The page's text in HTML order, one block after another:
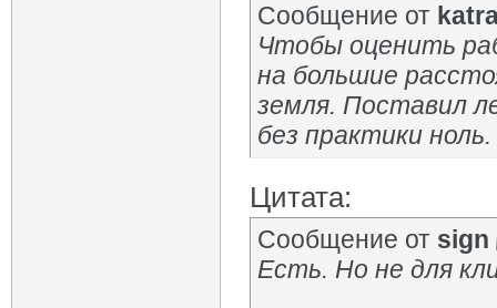
Сообщение от
Чтобы оценить
на большие
земля. Поставил
без практики ноль.
Цитата:
Сообщение от sign
Есть. Но не для